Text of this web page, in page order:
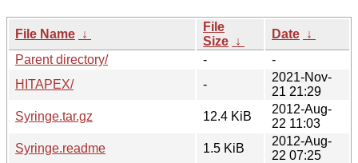
File Name ↓
File
Size ↓
Date ↓
Parent directory/
-
-
HITAPEX/
-
2021-Nov-
21 21:29
Syringe.tar.gz
12.4 KiB
2012-Aug-
22 11:03
Syringe.readme
1.5 KiB
2012-Aug-
22 07:25